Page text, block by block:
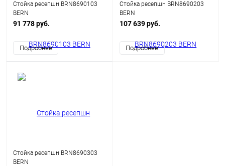
Стойка ресепшн BRN8690103
BERN
91 778 руб.
Подробнее
Стойка ресепшн BRN8690203
BERN
107 639 руб.
Подробнее
Стойка ресепшн BRN8690303
BERN